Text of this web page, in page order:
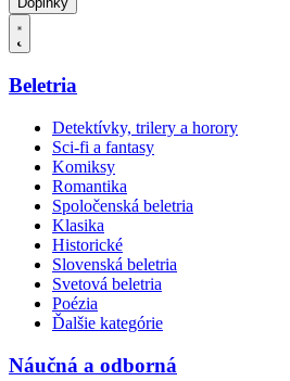
Beletria
Detektívky, trilery a horory
Sci-fi a fantasy
Komiksy
Romantika
Spoločenská beletria
Klasika
Historické
Slovenská beletria
Svetová beletria
Poézia
Ďalšie kategórie
Náučná a odborná